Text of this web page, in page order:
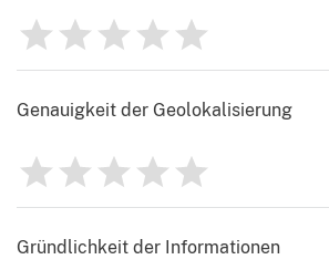
Bewertung
0
1 2 3 4 5
Genauigkeit der Geolokalisierung
Bewertung
0
1 2 3 4 5
Gründlichkeit der Informationen